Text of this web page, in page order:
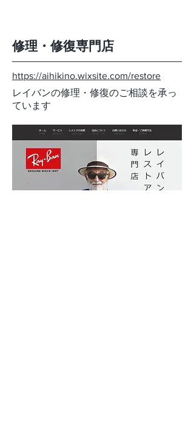
修理・修復専門店
https://aihikino.wixsite.com/restore
レイバンの修理・修復のご相談を承っ
ています